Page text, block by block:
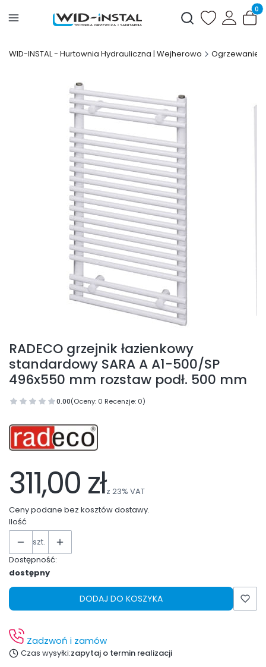
Otwórz
WID-INSTAL - Hurtownia Hydrauliczna | Wejherowo Ogrzewanie
RADECO grzejnik łazienkowy
standardowy SARA A A1-500/SP
496x550 mm rozstaw podł. 500 mm
0.00(Oceny: 0 Recenzje: 0)
311,00 złz 23% VAT
Ceny podane bez kosztów dostawy.
Ilość
szt.
Dostępność:
dostępny
DODAJ DO KOSZYKA
Zadzwoń i zamów
Czas wysyłki:zapytaj o termin realizacji